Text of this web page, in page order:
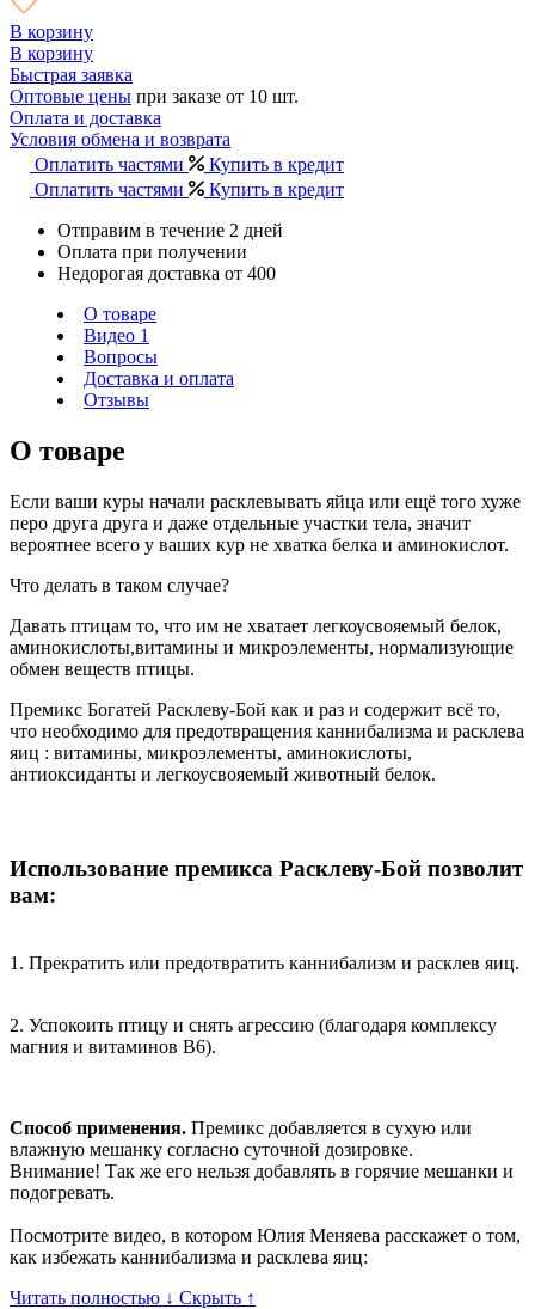
В корзину
В корзину
Быстрая заявка
Оптовые цены при заказе от 10 шт.
Оплата и доставка
Условия обмена и возврата
Оплатить частями
Купить в кредит
Оплатить частями
Купить в кредит
Отправим в течение 2 дней
Оплата при получении
Недорогая доставка от 400
О товаре
Видео 1
Вопросы
Доставка и оплата
Отзывы
О товаре
Если ваши куры начали расклевывать яйца или ещё того хуже
перо друга друга и даже отдельные участки тела, значит
вероятнее всего у ваших кур не хватка белка и аминокислот.
Что делать в таком случае?
Давать птицам то, что им не хватает легкоусвояемый белок,
аминокислоты,витамины и микроэлементы, нормализующие
обмен веществ птицы.
Премикс Богатей Расклеву-Бой как и раз и содержит всё то,
что необходимо для предотвращения каннибализма и расклева
яиц : витамины, микроэлементы, аминокислоты,
антиоксиданты и легкоусвояемый животный белок.
Использование премикса Расклеву-Бой позволит
вам:
1. Прекратить или предотвратить каннибализм и расклев яиц.
2. Успокоить птицу и снять агрессию (благодаря комплексу
магния и витаминов В6).
Способ применения. Премикс добавляется в сухую или
влажную мешанку согласно суточной дозировке.
Внимание! Так же его нельзя добавлять в горячие мешанки и
подогревать.
Посмотрите видео, в котором Юлия Меняева расскажет о том,
как избежать каннибализма и расклева яиц:
Читать полностью ↓ Скрыть ↑